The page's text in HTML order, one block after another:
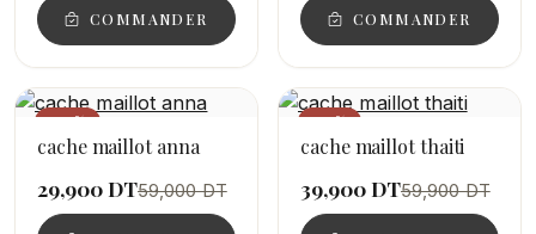
COMMANDER COMMANDER
−49%
cache maillot anna
29,900 DT59,000 DT
−33%
cache maillot thaiti
39,900 DT59,900 DT